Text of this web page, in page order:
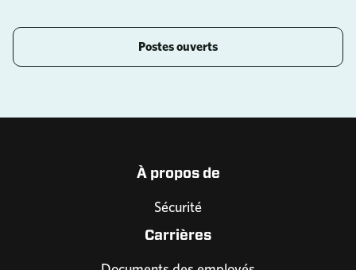
Postes ouverts
À propos de
Sécurité
Carrières